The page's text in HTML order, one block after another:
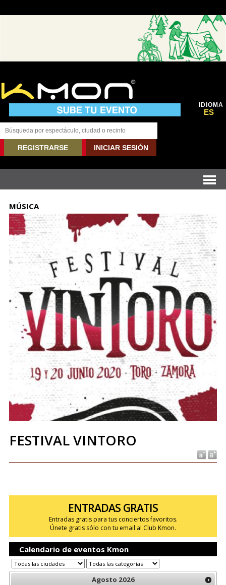
IDIOMA
ES
REGISTRARSE INICIAR SESIÓN
MÚSICA
FESTIVAL VINTORO
ENTRADAS GRATIS
Entradas gratis para tus conciertos favoritos.
Únete gratis sólo con tu email al Club Kmon.
Calendario de eventos Kmon
Agosto 2026